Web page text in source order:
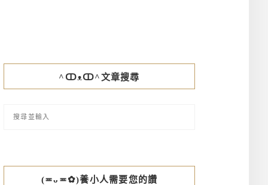
^ↀᴥↀ^文章搜尋
(≖ᴗ≖✿)養小人需要您的讚